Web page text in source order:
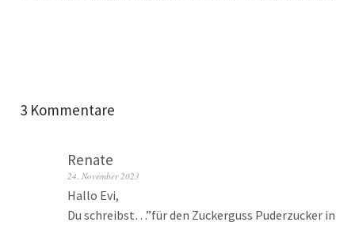
3 Kommentare
Renate
24. November 2023
Hallo Evi,
Du schreibst…”für den Zuckerguss Puderzucker in